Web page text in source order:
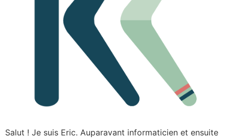
Salut ! Je suis Eric. Auparavant informaticien et ensuite